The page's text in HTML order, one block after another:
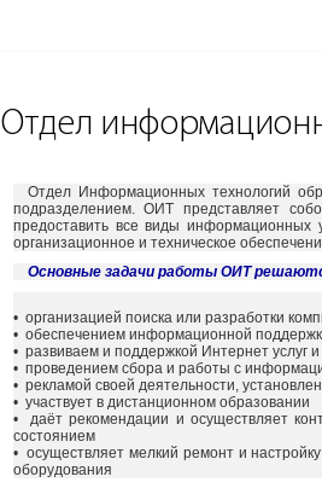
Отдел
Отдел Информационных технологий
подразделением. ОИТ представляет
предоставить все виды информационных
организационное и техническое
Основные задачи работы ОИТ
• организацией поиска или разработки
• обеспечением информационной
• развиваем и поддержкой Интернет услуг и
• проведением сбора и работы с
• рекламой своей деятельности,
• участвует в дистанционном образовании
• даёт рекомендации и осуществляет
состоянием
• осуществляет мелкий ремонт и
оборудования